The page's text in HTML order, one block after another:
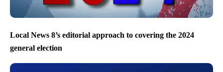
Local News 8’s editorial approach to covering the 2024
general election